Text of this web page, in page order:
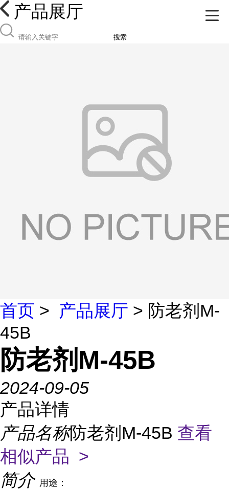
产品展厅
搜索
首页 > 产品展厅 > 防老剂M-
45B
防老剂M-45B
2024-09-05
产品详情
产品名称防老剂M-45B 查看
相似产品 >
简介 用途：